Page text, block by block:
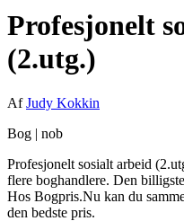
Profesjonelt
(2.utg.)
AfJudy Kokkin
Bog | nob
Profesjonelt sosialt arbeid
flere boghandlere. Den
Hos Bogpris.Nu kan du
den bedste pris.